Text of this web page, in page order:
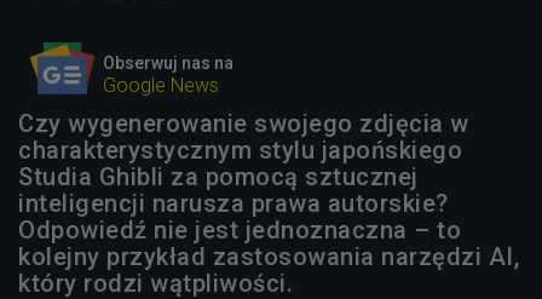
Obserwuj nas na
Google News
Czy wygenerowanie swojego zdjęcia w
charakterystycznym stylu japońskiego
Studia Ghibli za pomocą sztucznej
inteligencji narusza prawa autorskie?
Odpowiedź nie jest jednoznaczna – to
kolejny przykład zastosowania narzędzi AI,
który rodzi wątpliwości.